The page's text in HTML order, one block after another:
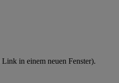
in einem neuen Fenster).